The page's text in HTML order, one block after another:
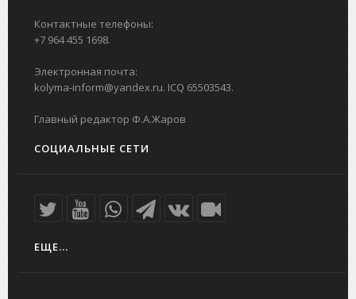
Контактные телефоны:
+7 964 455 1698.
Электронная почта:
kolyma-inform@yandex.ru. ICQ 65503543.
Главный редактор Ф.А.Жаров
СОЦИАЛЬНЫЕ СЕТИ
ЕЩЕ...